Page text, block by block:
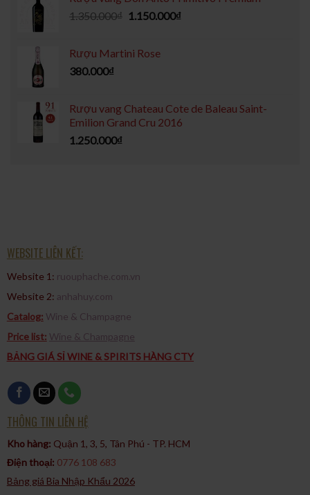
1.350.000₫ 1.150.000₫
Rượu Martini Rose
380.000₫
Rượu vang Chateau Cote de Baleau Saint-
Emilion Grand Cru 2016
1.250.000₫
WEBSITE LIÊN KẾT:
Website 1: ruouphache.com.vn
Website 2: anhahuy.com
Catalog: Wine & Champagne
Price list: Wine & Champagne
BẢNG GIÁ SỈ WINE & SPIRITS HÀNG CTY
THÔNG TIN LIÊN HỆ
Kho hàng: Quận 1, 3, 5, Tân Phú - TP. HCM​
Điện thoại: 0776 108 683
Bảng giá Bia Nhập Khẩu 2026